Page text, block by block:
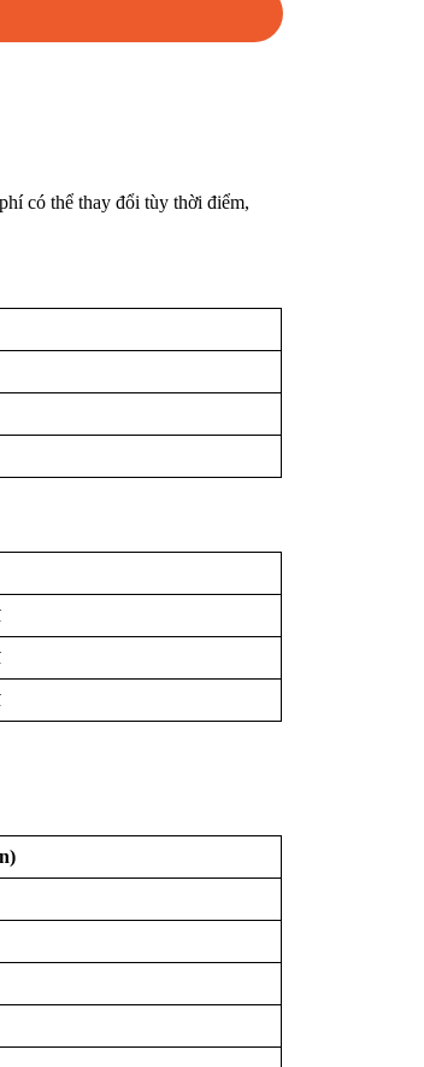
có thể thay đổi tùy thời điểm,